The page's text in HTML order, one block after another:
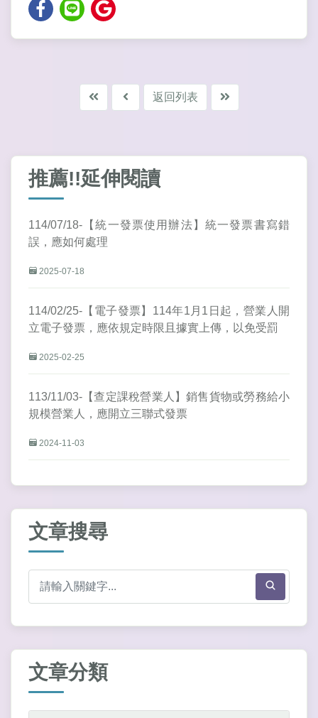
返回列表
推薦!!延伸閱讀
114/07/18-【統一發票使用辦法】統一發票書寫錯
誤，應如何處理
2025-07-18
114/02/25-【電子發票】114年1月1日起，營業人開
立電子發票，應依規定時限且據實上傳，以免受罰
2025-02-25
113/11/03-【查定課稅營業人】銷售貨物或勞務給小
規模營業人，應開立三聯式發票
2024-11-03
文章搜尋
文章分類